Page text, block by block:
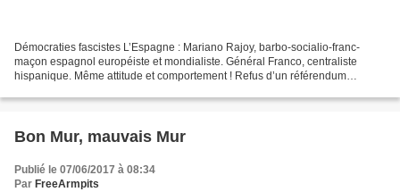
Démocraties fascistes L’Espagne : Mariano Rajoy, barbo-socialio-franc-
maçon espagnol européiste et mondialiste. Général Franco, centraliste
hispanique. Même attitude et comportement ! Refus d’un référendum
Bon Mur, mauvais Mur
Publié le 07/06/2017 à 08:34
Par FreeArmpits